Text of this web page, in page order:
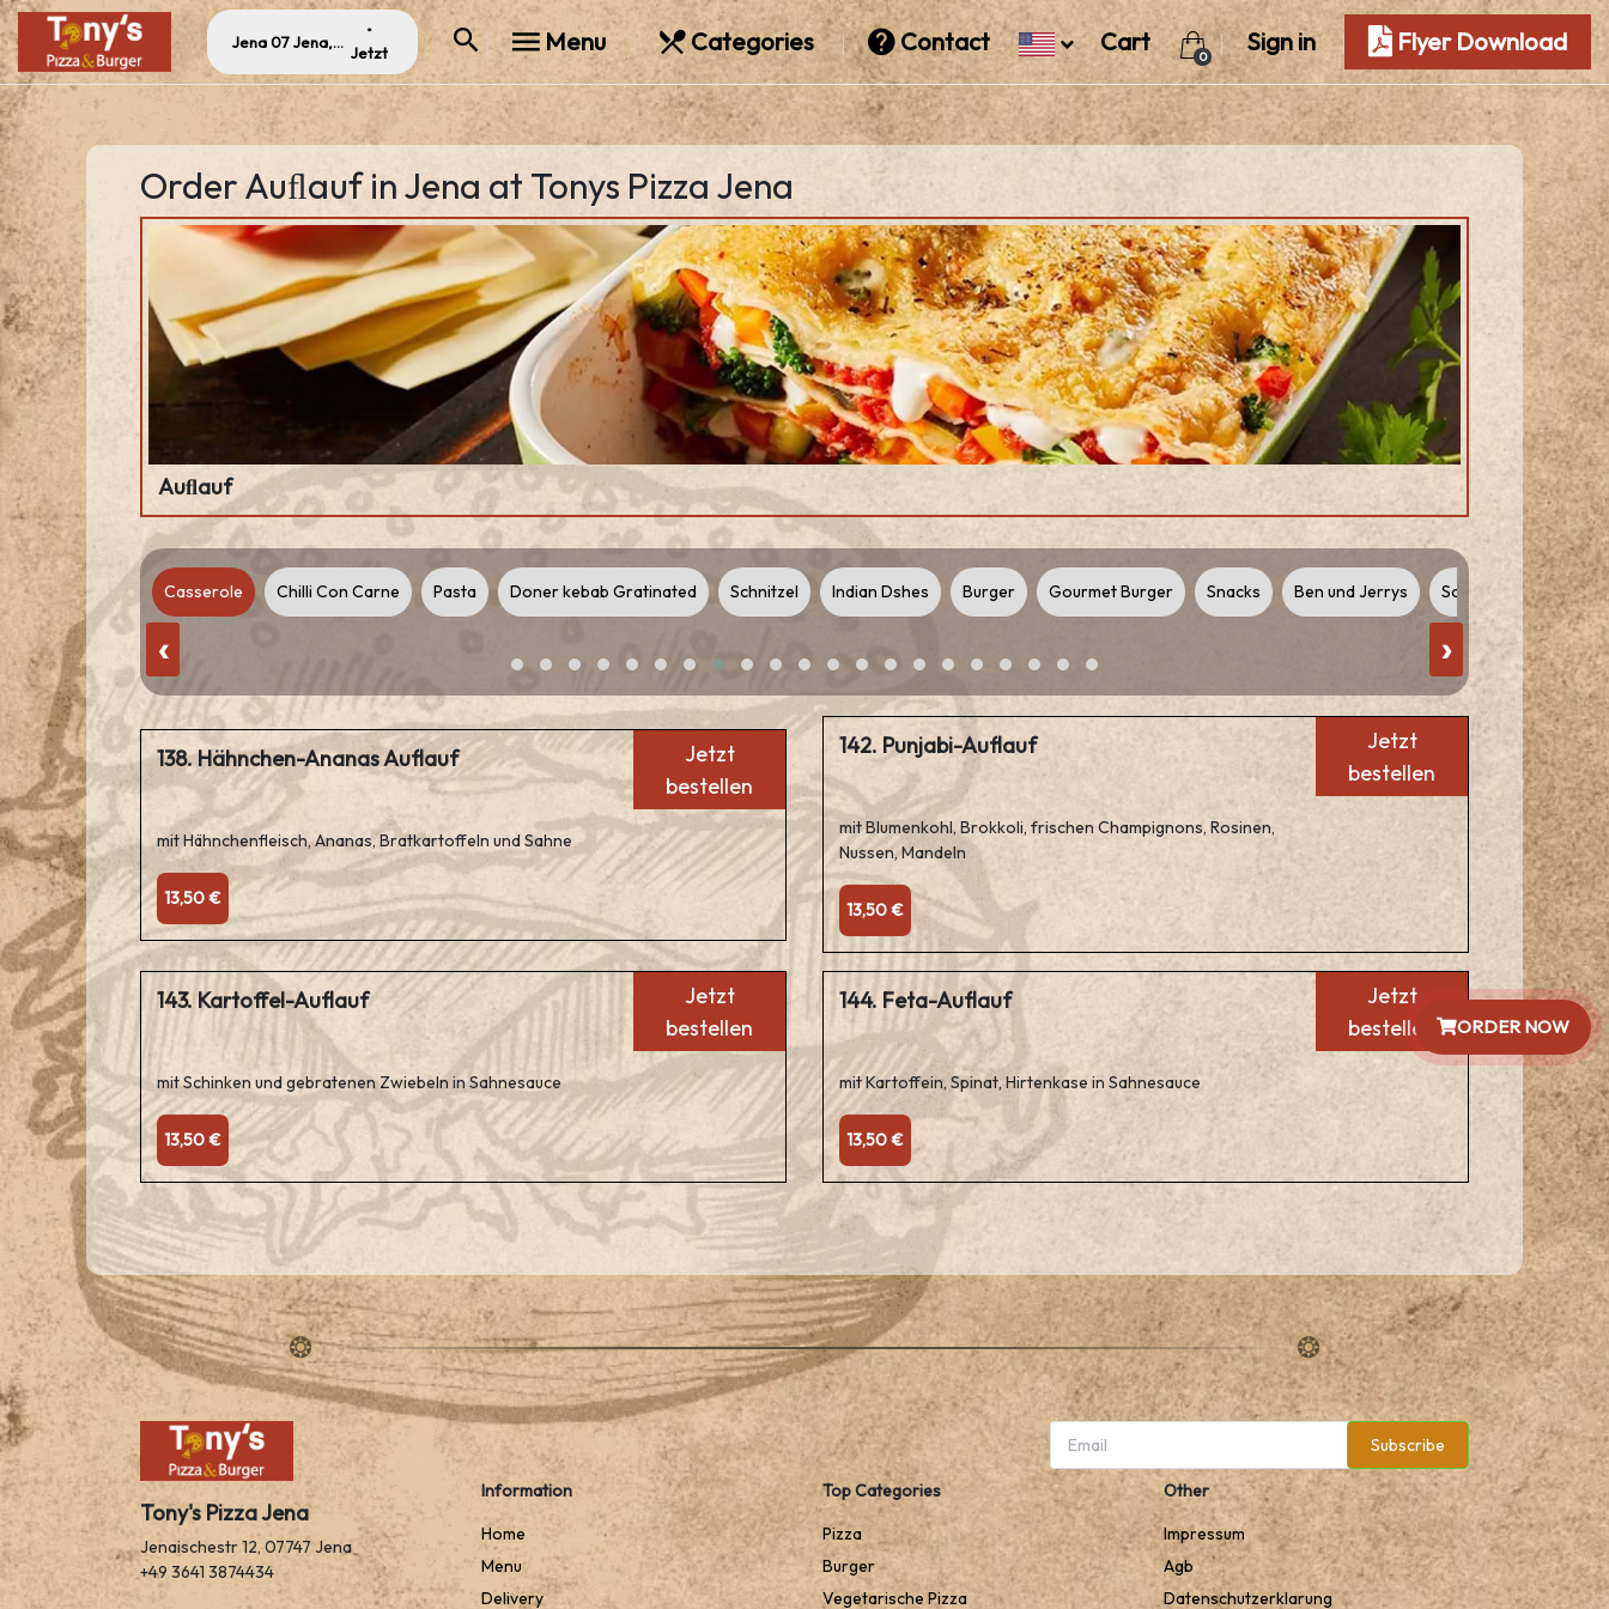
Jena 07 Jena, Germany
•
Jetzt
Menu Categories Contact Cart
0
Sign in Flyer Download
Order Auﬂauf in Jena at Tonys Pizza Jena
Auﬂauf
Salads Casserole Chilli Con Carne Pasta Doner kebab Gratinated Schnitzel Indian Dshes Burger Gourmet Burger Snacks Ben und Jerrys Soft Drinks
‹ ›
138. Hähnchen-Ananas Auflauf
Jetzt
bestellen
mit Hähnchenfleisch, Ananas, Bratkartoffeln und Sahne
13,50 €
142. Punjabi-Auflauf
Jetzt
bestellen
mit Blumenkohl, Brokkoli, frischen Champignons, Rosinen,
Nussen, Mandeln
13,50 €
143. Kartoffel-Auflauf
Jetzt
bestellen
mit Schinken und gebratenen Zwiebeln in Sahnesauce
13,50 €
144. Feta-Auflauf
Jetzt
bestellen
mit Kartoffein, Spinat, Hirtenkase in Sahnesauce
13,50 €
Subscribe
Tony's Pizza Jena
Jenaischestr 12, 07747 Jena
+49 3641 3874434
Information
Home
Menu
Delivery
Top Categories
Pizza
Burger
Vegetarische Pizza
Other
Impressum
Agb
Datenschutzerklarung
ORDER NOW